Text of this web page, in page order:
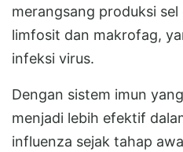
merangsang produksi
limfosit dan makrofag,
infeksi virus.
Dengan sistem imun
menjadi lebih efektif
influenza sejak tahap